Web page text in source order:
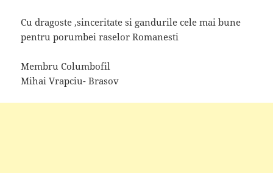
Cu dragoste ,sinceritate si gandurile cele mai bune
pentru porumbei raselor Romanesti
Membru Columbofil
Mihai Vrapciu- Brasov